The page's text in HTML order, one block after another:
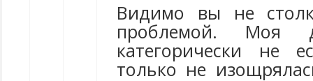
Видимо вы не
проблемой. Моя
категорически не
только не